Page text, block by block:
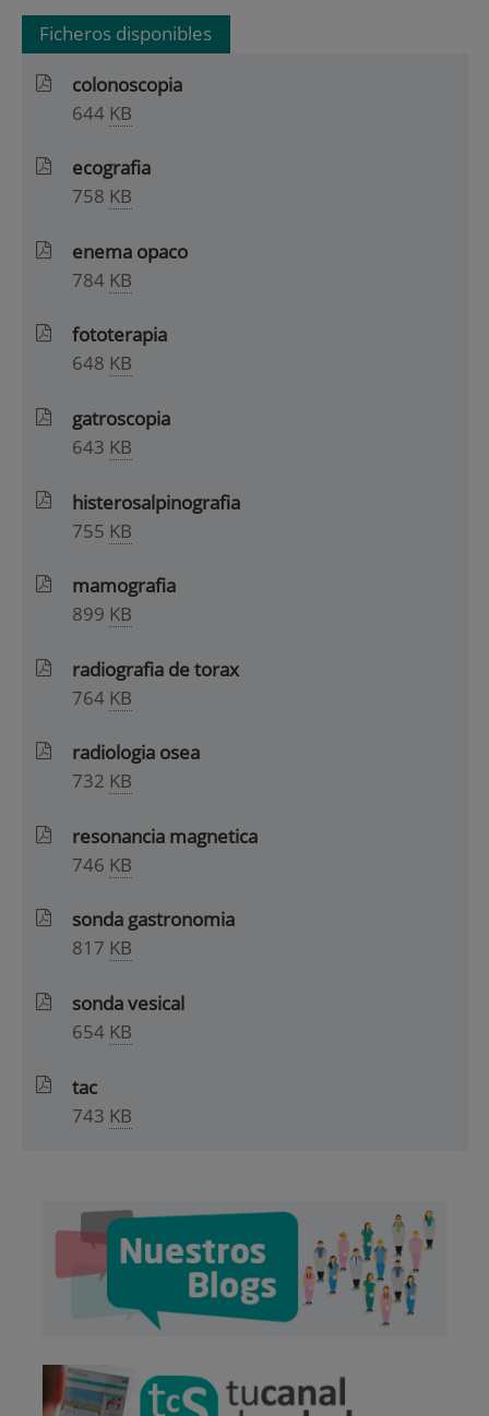
Ficheros disponibles
colonoscopia
644 KB
ecografia
758 KB
enema opaco
784 KB
fototerapia
648 KB
gatroscopia
643 KB
histerosalpinografia
755 KB
mamografia
899 KB
radiografia de torax
764 KB
radiologia osea
732 KB
resonancia magnetica
746 KB
sonda gastronomia
817 KB
sonda vesical
654 KB
tac
743 KB